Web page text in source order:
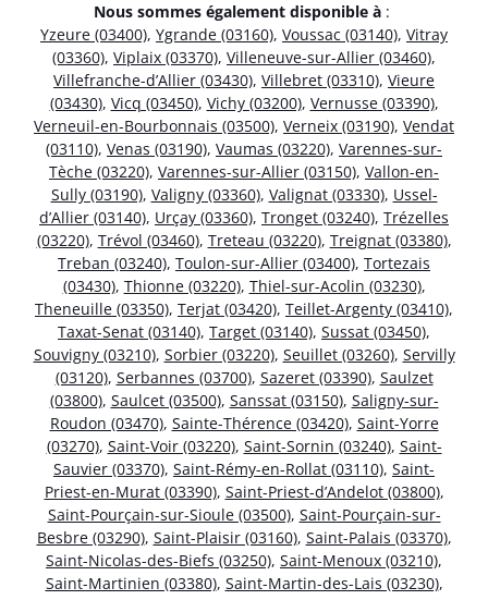
Nous sommes également disponible à :
Yzeure (03400), Ygrande (03160), Voussac (03140), Vitray
(03360), Viplaix (03370), Villeneuve-sur-Allier (03460),
Villefranche-d’Allier (03430), Villebret (03310), Vieure
(03430), Vicq (03450), Vichy (03200), Vernusse (03390),
Verneuil-en-Bourbonnais (03500), Verneix (03190), Vendat
(03110), Venas (03190), Vaumas (03220), Varennes-sur-
Tèche (03220), Varennes-sur-Allier (03150), Vallon-en-
Sully (03190), Valigny (03360), Valignat (03330), Ussel-
d’Allier (03140), Urçay (03360), Tronget (03240), Trézelles
(03220), Trévol (03460), Treteau (03220), Treignat (03380),
Treban (03240), Toulon-sur-Allier (03400), Tortezais
(03430), Thionne (03220), Thiel-sur-Acolin (03230),
Theneuille (03350), Terjat (03420), Teillet-Argenty (03410),
Taxat-Senat (03140), Target (03140), Sussat (03450),
Souvigny (03210), Sorbier (03220), Seuillet (03260), Servilly
(03120), Serbannes (03700), Sazeret (03390), Saulzet
(03800), Saulcet (03500), Sanssat (03150), Saligny-sur-
Roudon (03470), Sainte-Thérence (03420), Saint-Yorre
(03270), Saint-Voir (03220), Saint-Sornin (03240), Saint-
Sauvier (03370), Saint-Rémy-en-Rollat (03110), Saint-
Priest-en-Murat (03390), Saint-Priest-d’Andelot (03800),
Saint-Pourçain-sur-Sioule (03500), Saint-Pourçain-sur-
Besbre (03290), Saint-Plaisir (03160), Saint-Palais (03370),
Saint-Nicolas-des-Biefs (03250), Saint-Menoux (03210),
Saint-Martinien (03380), Saint-Martin-des-Lais (03230),